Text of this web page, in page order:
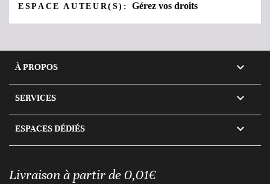
ESPACE AUTEUR(S):Gérez vos droits
À PROPOS 
SERVICES 
ESPACES DÉDIÉS 
Livraison à partir de 0,01€